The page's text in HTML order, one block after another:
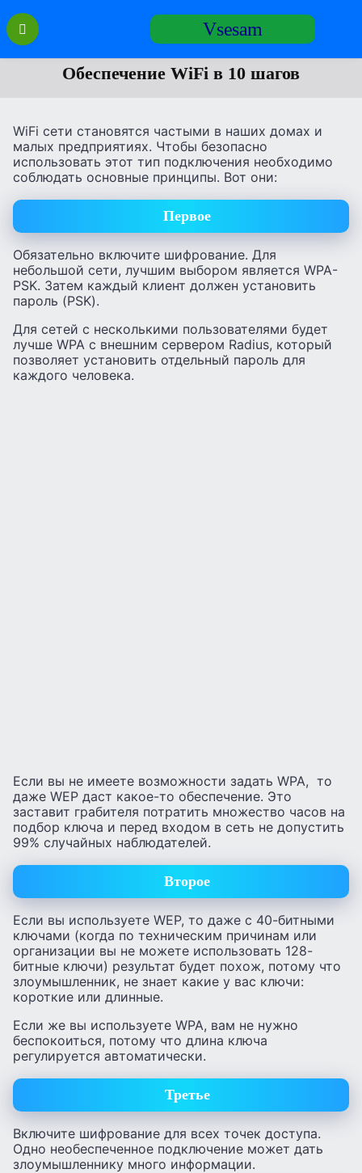
Перейти
содержанию
Vsesam
Обеспечение WiFi в 10 шагов
WiFi сети становятся частыми в наших домах и
малых предприятиях. Чтобы безопасно
использовать этот тип подключения необходимо
соблюдать основные принципы. Вот они:
Первое
Обязательно включите шифрование. Для
небольшой сети, лучшим выбором является WPA-
PSK. Затем каждый клиент должен установить
пароль (PSK).
Для сетей с несколькими пользователями будет
лучше WPA с внешним сервером Radius, который
позволяет установить отдельный пароль для
каждого человека.
Если вы не имеете возможности задать WPA, то
даже WEP даст какое-то обеспечение. Это
заставит грабителя потратить множество часов на
подбор ключа и перед входом в сеть не допустить
99% случайных наблюдателей.
Второе
Если вы используете WEP, то даже с 40-битными
ключами (когда по техническим причинам или
организации вы не можете использовать 128-
битные ключи) результат будет похож, потому что
злоумышленник, не знает какие у вас ключи:
короткие или длинные.
Если же вы используете WPA, вам не нужно
беспокоиться, потому что длина ключа
регулируется автоматически.
Третье
Включите шифрование для всех точек доступа.
Одно необеспеченное подключение может дать
злоумышленнику много информации.